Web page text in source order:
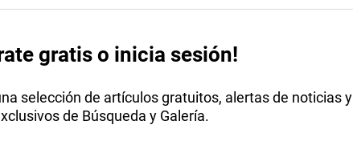
gratis o inicia sesión!
selección de artículos gratuitos, alertas de noticias y
de Búsqueda y Galería.